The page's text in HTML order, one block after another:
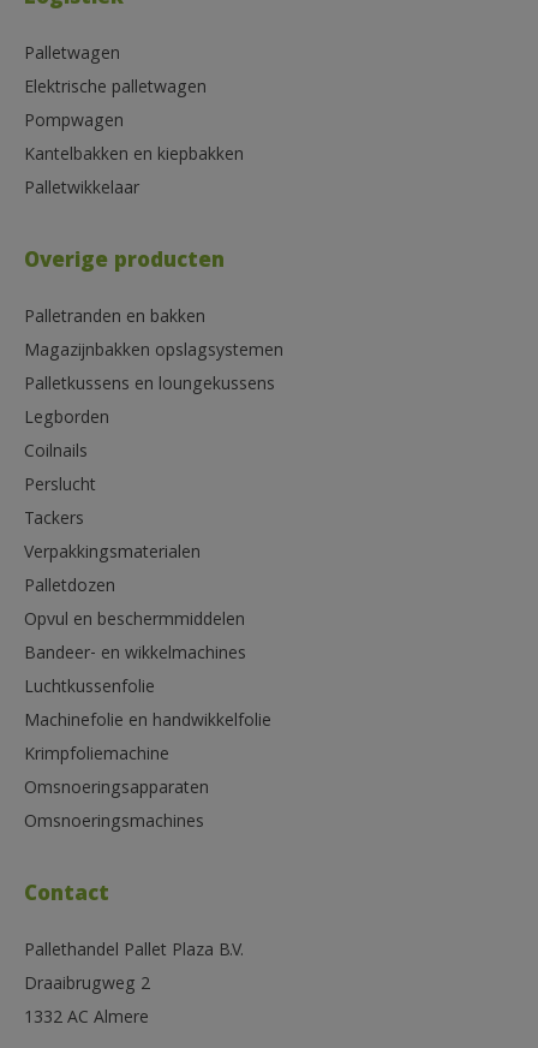
Palletwagen
Elektrische palletwagen
Pompwagen
Kantelbakken en kiepbakken
Palletwikkelaar
Overige producten
Palletranden en bakken
Magazijnbakken opslagsystemen
Palletkussens en loungekussens
Legborden
Coilnails
Perslucht
Tackers
Verpakkingsmaterialen
Palletdozen
Opvul en beschermmiddelen
Bandeer- en wikkelmachines
Luchtkussenfolie
Machinefolie en handwikkelfolie
Krimpfoliemachine
Omsnoeringsapparaten
Omsnoeringsmachines
Contact
Pallethandel Pallet Plaza B.V.
Draaibrugweg 2
1332 AC Almere